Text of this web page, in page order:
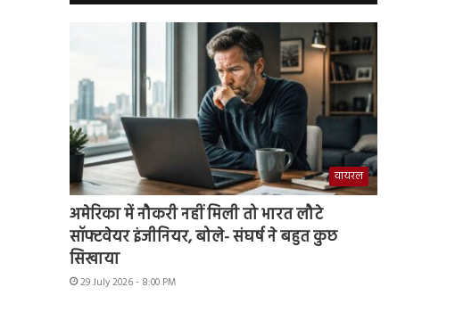
वायरल
अमेरिका में नौकरी नहीं मिली तो भारत लौटे
सॉफ्टवेयर इंजीनियर, बोले- संघर्ष ने बहुत कुछ
सिखाया
29 July 2026 - 8:00 PM